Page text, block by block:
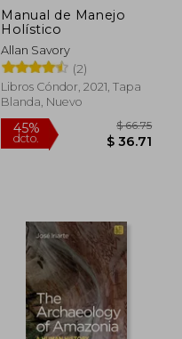
Manual de Manejo
Holístico
Allan Savory
(2)
Libros Cóndor, 2021, Tapa
Blanda, Nuevo